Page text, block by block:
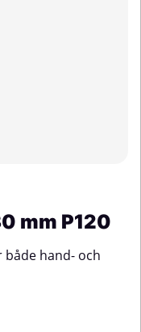
mm P120
hand- och